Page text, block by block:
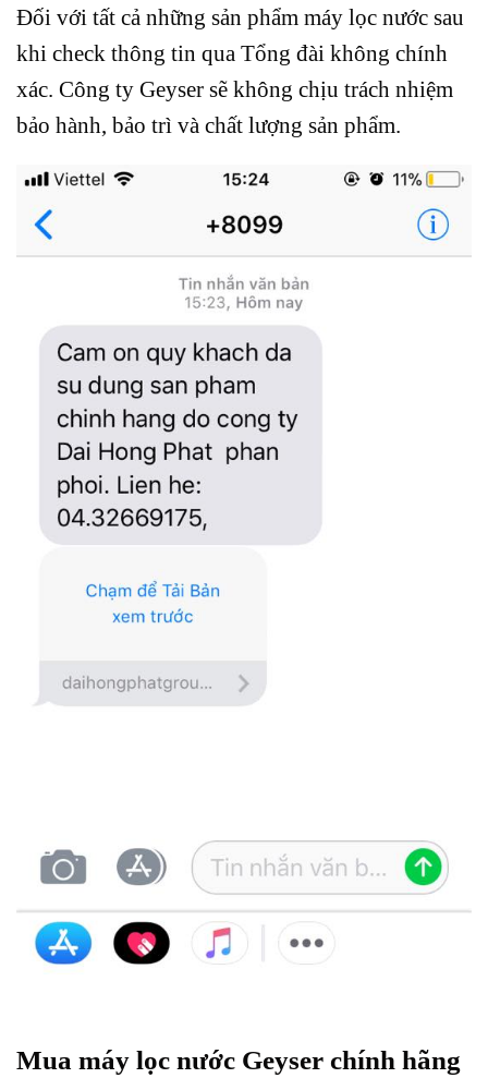
Đối với tất cả những sản phẩm máy lọc nước sau
khi check thông tin qua Tổng đài không chính
xác. Công ty Geyser sẽ không chịu trách nhiệm
bảo hành, bảo trì và chất lượng sản phẩm.
Mua máy lọc nước Geyser chính hãng